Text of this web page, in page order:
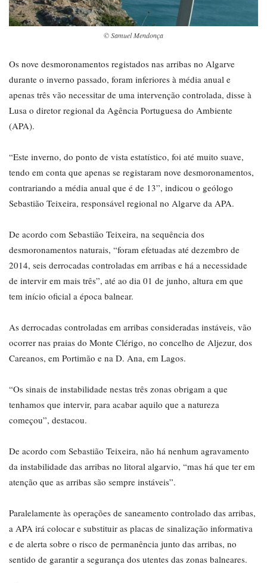
© Samuel Mendonça
Os nove desmoronamentos registados nas arribas no Algarve
durante o inverno passado, foram inferiores à média anual e
apenas três vão necessitar de uma intervenção controlada, disse à
Lusa o diretor regional da Agência Portuguesa do Ambiente
(APA).
“Este inverno, do ponto de vista estatístico, foi até muito suave,
tendo em conta que apenas se registaram nove desmoronamentos,
contrariando a média anual que é de 13”, indicou o geólogo
Sebastião Teixeira, responsável regional no Algarve da APA.
De acordo com Sebastião Teixeira, na sequência dos
desmoronamentos naturais, “foram efetuadas até dezembro de
2014, seis derrocadas controladas em arribas e há a necessidade
de intervir em mais três”, até ao dia 01 de junho, altura em que
tem início oficial a época balnear.
As derrocadas controladas em arribas consideradas instáveis, vão
ocorrer nas praias do Monte Clérigo, no concelho de Aljezur, dos
Careanos, em Portimão e na D. Ana, em Lagos.
“Os sinais de instabilidade nestas três zonas obrigam a que
tenhamos que intervir, para acabar aquilo que a natureza
começou”, destacou.
De acordo com Sebastião Teixeira, não há nenhum agravamento
da instabilidade das arribas no litoral algarvio, “mas há que ter em
atenção que as arribas são sempre instáveis”.
Paralelamente às operações de saneamento controlado das arribas,
a APA irá colocar e substituir as placas de sinalização informativa
e de alerta sobre o risco de permanência junto das arribas, no
sentido de garantir a segurança dos utentes das zonas balneares.